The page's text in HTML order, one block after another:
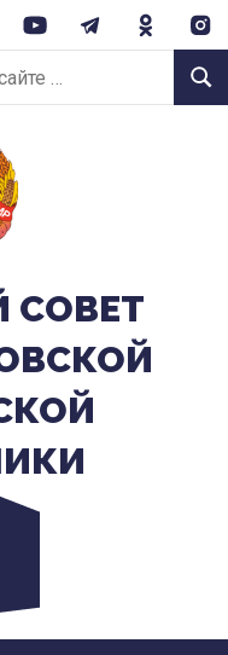
CОВЕТ